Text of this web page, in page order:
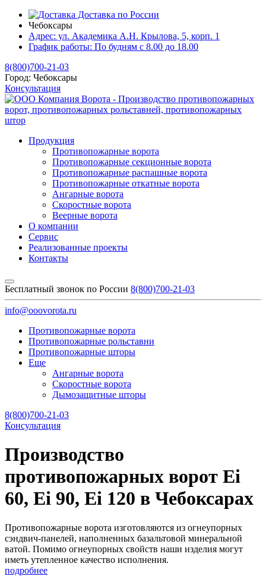
Доставка по России
Чебоксары
Адрес: ул. Академика А.Н. Крылова, 5, корп. 1
График работы: По будням с 8.00 до 18.00
8(800)700-21-03
Город: Чебоксары
Консультация
Продукция
Противопожарные ворота
Противопожарные секционные ворота
Противопожарные распашные ворота
Противопожарные откатные ворота
Ангарные ворота
Скоростные ворота
Веерные ворота
О компании
Сервис
Реализованные проекты
Контакты
Бесплатный звонок по России 8(800)700-21-03
info@ooovorota.ru
Противопожарные ворота
Противопожарные рольставни
Противопожарные шторы
Еще
Ангарные ворота
Скоростные ворота
Дымозащитные шторы
8(800)700-21-03
Консультация
Производство
противопожарных ворот Ei
60, Ei 90, Ei 120 в Чебоксарах
Противопожарные ворота изготовляются из огнеупорных
сэндвич-панелей, наполненных базальтовой минеральной
ватой. Помимо огнеупорных свойств наши изделия могут
иметь утепленное качество исполнения.
подробнее